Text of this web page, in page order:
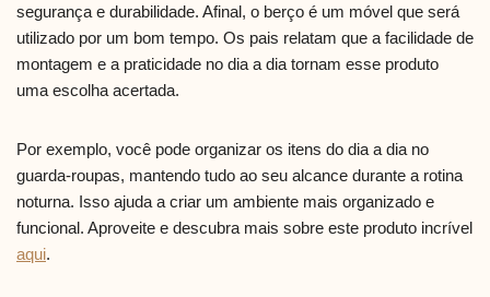
segurança e durabilidade. Afinal, o berço é um móvel que será
utilizado por um bom tempo. Os pais relatam que a facilidade de
montagem e a praticidade no dia a dia tornam esse produto
uma escolha acertada.
Por exemplo, você pode organizar os itens do dia a dia no
guarda-roupas, mantendo tudo ao seu alcance durante a rotina
noturna. Isso ajuda a criar um ambiente mais organizado e
funcional. Aproveite e descubra mais sobre este produto incrível
aqui.